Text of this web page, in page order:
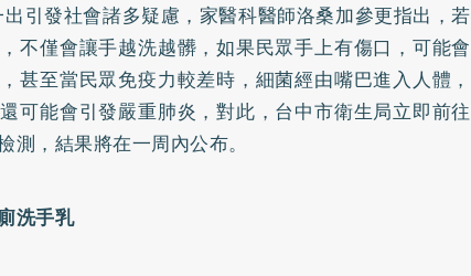
引發社會諸多疑慮，家醫科醫師洛桑加參更指出，若
不僅會讓手越洗越髒，如果民眾手上有傷口，可能會
甚至當民眾免疫力較差時，細菌經由嘴巴進入人體，
可能會引發嚴重肺炎，對此，台中市衛生局立即前往
，結果將在一周內公布。
洗手乳